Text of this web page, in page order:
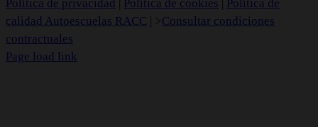
Política de privacidad
Política de cookies
Política de
calidad Autoescuelas RACC
| >Consultar condiciones
contractuales
Page load link